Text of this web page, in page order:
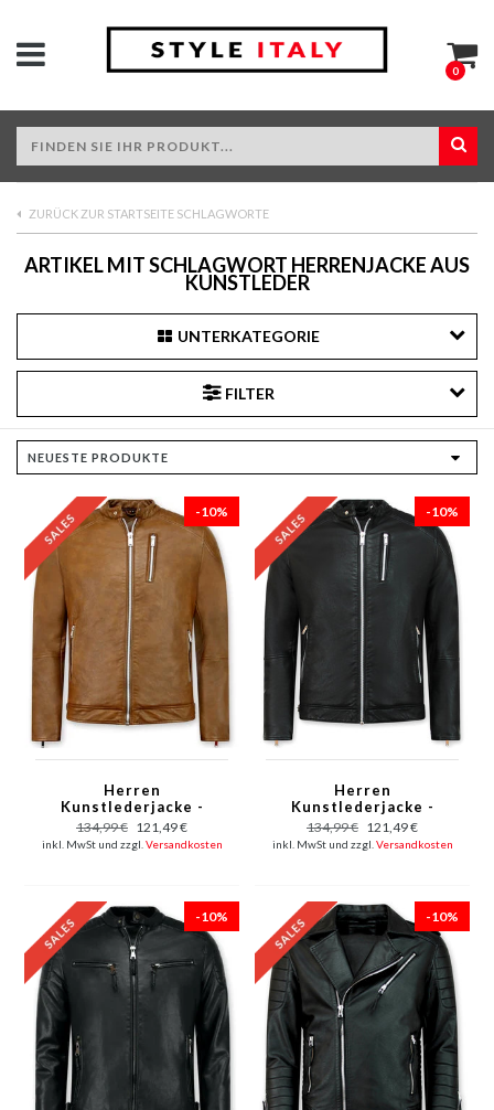
0
ZURÜCK ZUR STARTSEITE SCHLAGWORTE
ARTIKEL MIT SCHLAGWORT HERRENJACKE AUS
KUNSTLEDER
UNTERKATEGORIE
FILTER
-10%
Herren
Kunstlederjacke -
Bikerjacke - Brown
134,99 € 121,49 €
inkl. MwSt und zzgl. Versandkosten
-10%
Herren
Kunstlederjacke -
Bikerjacke - Schwarz
134,99 € 121,49 €
inkl. MwSt und zzgl. Versandkosten
-10% -10%